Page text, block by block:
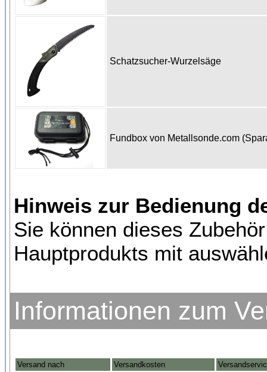
Schatzsucher-Wurzelsäge
Fundbox von Metallsonde.com
Hinweis zur Bedienung
Sie können dieses
Hauptprodukts mit
Informationen zum
Versand nach Versandkosten